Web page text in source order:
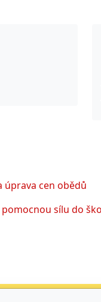
úprava cen obědů
sílu do